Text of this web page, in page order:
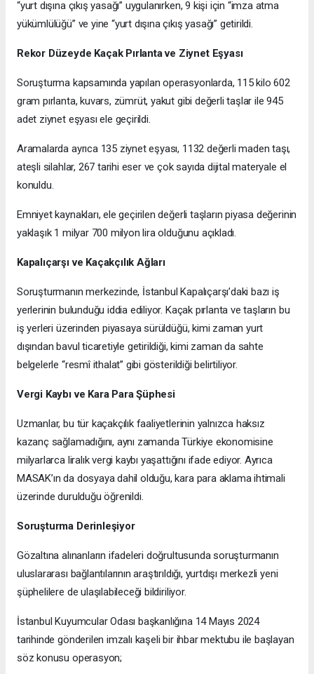
“yurt dışına çıkış yasağı” uygulanırken, 9 kişi için “imza atma
yükümlülüğü” ve yine “yurt dışına çıkış yasağı” getirildi.
Rekor Düzeyde Kaçak Pırlanta ve Ziynet Eşyası
Soruşturma kapsamında yapılan operasyonlarda, 115 kilo 602
gram pırlanta, kuvars, zümrüt, yakut gibi değerli taşlar ile 945
adet ziynet eşyası ele geçirildi.
Aramalarda ayrıca 135 ziynet eşyası, 1132 değerli maden taşı,
ateşli silahlar, 267 tarihi eser ve çok sayıda dijital materyale el
konuldu.
Emniyet kaynakları, ele geçirilen değerli taşların piyasa değerinin
yaklaşık 1 milyar 700 milyon lira olduğunu açıkladı.
Kapalıçarşı ve Kaçakçılık Ağları
Soruşturmanın merkezinde, İstanbul Kapalıçarşı’daki bazı iş
yerlerinin bulunduğu iddia ediliyor. Kaçak pırlanta ve taşların bu
iş yerleri üzerinden piyasaya sürüldüğü, kimi zaman yurt
dışından bavul ticaretiyle getirildiği, kimi zaman da sahte
belgelerle “resmî ithalat” gibi gösterildiği belirtiliyor.
Vergi Kaybı ve Kara Para Şüphesi
Uzmanlar, bu tür kaçakçılık faaliyetlerinin yalnızca haksız
kazanç sağlamadığını, aynı zamanda Türkiye ekonomisine
milyarlarca liralık vergi kaybı yaşattığını ifade ediyor. Ayrıca
MASAK’ın da dosyaya dahil olduğu, kara para aklama ihtimali
üzerinde durulduğu öğrenildi.
Soruşturma Derinleşiyor
Gözaltına alınanların ifadeleri doğrultusunda soruşturmanın
uluslararası bağlantılarının araştırıldığı, yurtdışı merkezli yeni
şüphelilere de ulaşılabileceği bildiriliyor.
İstanbul Kuyumcular Odası başkanlığına 14 Mayıs 2024
tarihinde gönderilen imzalı kaşeli bir ihbar mektubu ile başlayan
söz konusu operasyon;